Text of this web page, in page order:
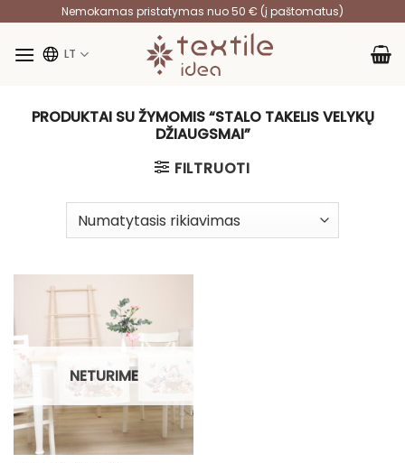
content
Nemokamas pristatymas nuo 50 € (į paštomatus)
LT
PRODUKTAI SU ŽYMOMIS “STALO TAKELIS VELYKŲ
DŽIAUGSMAI”
FILTRUOTI
NETURIME